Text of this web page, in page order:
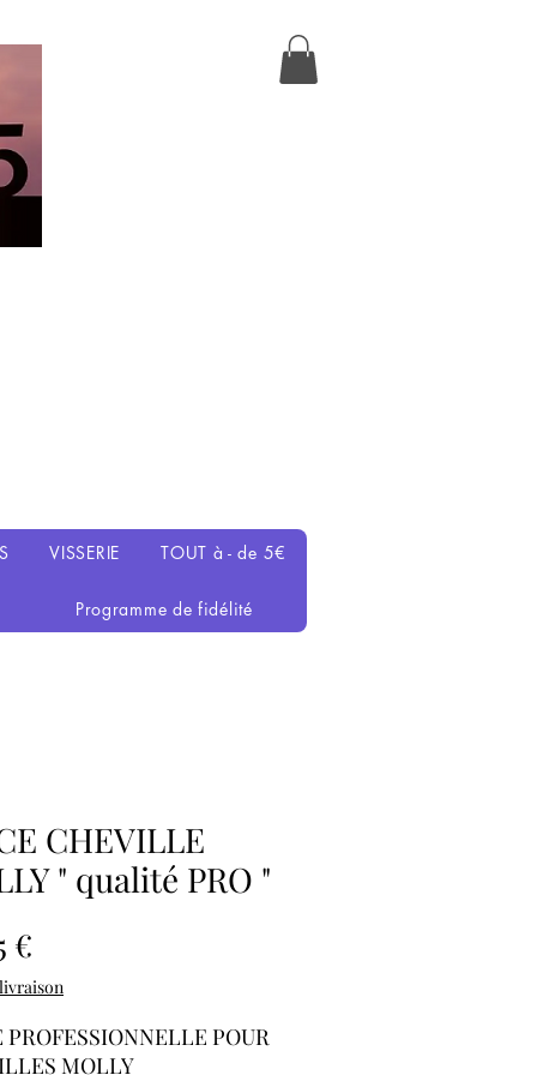
VISSERIE TOUT à - de 5€
Programme de fidélité
CHEVILLE
" qualité PRO "
€
PROFESSIONNELLE POUR
MOLLY